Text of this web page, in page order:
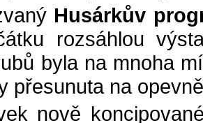
Husárkův
rozsáhlou
byla na mnoha
přesunuta na
nově